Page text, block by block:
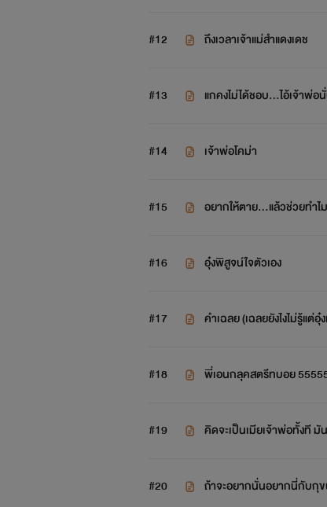
#12 ถึงเวลาเจ้าแม่สำแดงเดช
#13 แกคงไม่ได้ชอบ...ไอ้เจ้าพ่อ
#14 เจ้าพ่อโคม่า
#15 อยากให้ตาย...แล้วช่วยทำไ
#16 อุ๋งพิสูจน์ใจตัวเอง
#17 คำเฉลย (เฉลยยังไงไม่รู้แ
#18 พี่เอนกลุคสตรีทบอย
#19
คิดจะเป็นเมียเจ้าพ่อทั้งที
#20 ถ้าจะอยากนั่นอยากนี่กับกุข